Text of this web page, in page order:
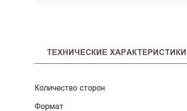
ТЕХНИЧЕСКИЕ ХАРАКТЕРИСТИКИ
Количество сторон
Формат